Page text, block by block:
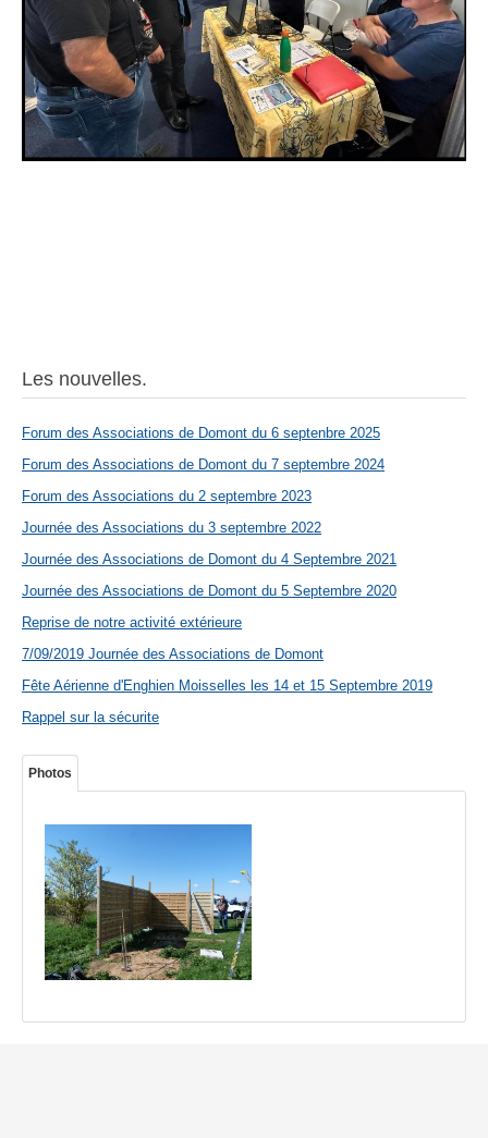
Les nouvelles.
Forum des Associations de Domont du 6 septenbre 2025
Forum des Associations de Domont du 7 septembre 2024
Forum des Associations du 2 septembre 2023
Journée des Associations du 3 septembre 2022
Journée des Associations de Domont du 4 Septembre 2021
Journée des Associations de Domont du 5 Septembre 2020
Reprise de notre activité extérieure
7/09/2019 Journée des Associations de Domont
Fête Aérienne d'Enghien Moisselles les 14 et 15 Septembre 2019
Rappel sur la sécurite
Photos